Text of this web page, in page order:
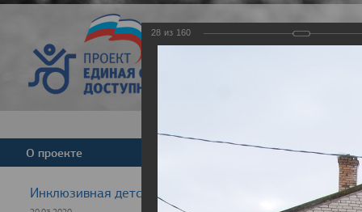
О проекте Новости
Инклюзивная детская гонка "Лыжня здоровья" 2020
28 из 160